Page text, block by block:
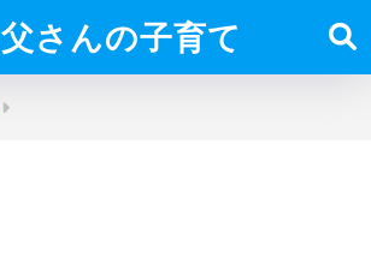
さんの子育て